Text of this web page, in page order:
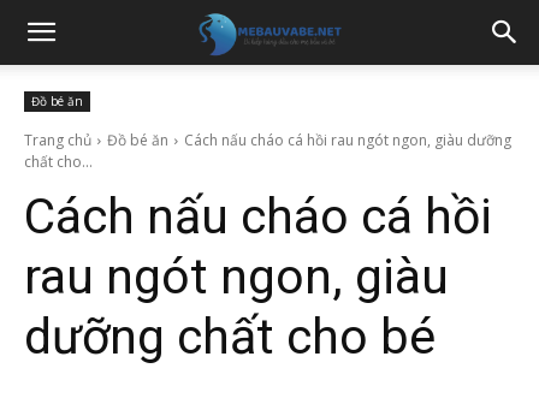
Đồ bé ăn
Trang chủ Đồ bé ăn
Cách nấu cháo cá hồi rau ngót ngon, giàu dưỡng
chất cho...
Cách nấu cháo cá hồi
rau ngót ngon, giàu
dưỡng chất cho bé